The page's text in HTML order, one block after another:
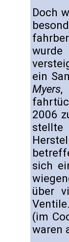
Doch
ein
Myers,
2006
stellte
sich
über
(im
waren